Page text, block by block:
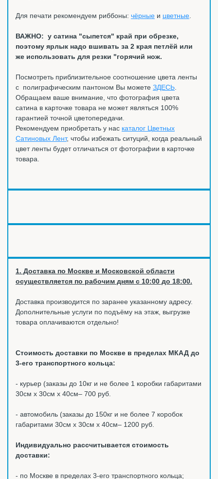
Для печати рекомендуем риббоны: чёрные и цветные.
ВАЖНО: у сатина "сыпется" край при обрезке,
поэтому ярлык надо вшивать за 2 края петлёй или
же использовать для резки "горячий нож.
Посмотреть приблизительное соотношение цвета ленты
с полиграфическим пантоном Вы можете ЗДЕСЬ.
Обращаем ваше внимание, что фотография цвета
сатина в карточке товара не может являться 100%
гарантией точной цветопередачи.
Рекомендуем приобретать у нас каталог Цветных
Сатиновых Лент, чтобы избежать ситуций, когда реальный
цвет ленты будет отличаться от фотографии в карточке
товара.
1. Доставка по Москве и Московской области
осуществляется по рабочим дням с 10:00 до 18:00.
Доставка производится по заранее указанному адресу.
Дополнительные услуги по подъёму на этаж, выгрузке
товара оплачиваются отдельно!
Стоимость доставки по Москве в пределах МКАД до
3-его транспортного кольца:
- курьер (заказы до 10кг и не более 1 коробки габаритами
30см х 30см х 40см– 700 руб.
- автомобиль (заказы до 150кг и не более 7 коробок
габаритами 30см х 30см х 40см– 1200 руб.
Индивидуально рассчитывается стоимость
доставки:
- по Москве в пределах 3-его транспортного кольца;